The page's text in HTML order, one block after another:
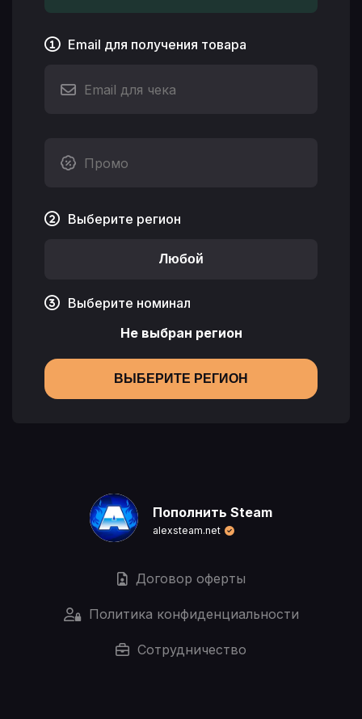
Email для получения товара
Выберите регион
Любой
Выберите номинал
Не выбран регион
ВЫБЕРИТЕ РЕГИОН
Пополнить Steam
alexsteam.net
Договор оферты
Политика конфиденциальности
Сотрудничество